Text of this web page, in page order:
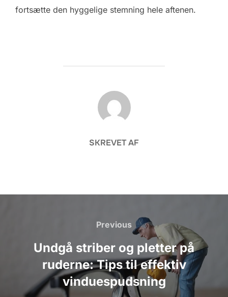
fortsætte den hyggelige stemning hele aftenen.
FORFATTER
SKREVET AF
Previous
Previous
Undgå striber og pletter på
ruderne: Tips til effektiv
vinduespudsning